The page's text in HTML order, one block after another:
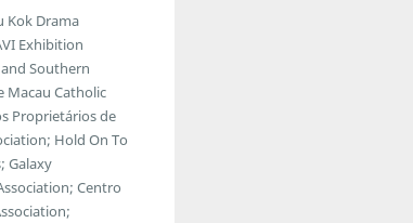
Kok Drama
Exhibition
Southern
Macau Catholic
Proprietários de
Hold On To
Galaxy
Centro